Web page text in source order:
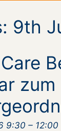
9th
zum
9:30 – 12:00